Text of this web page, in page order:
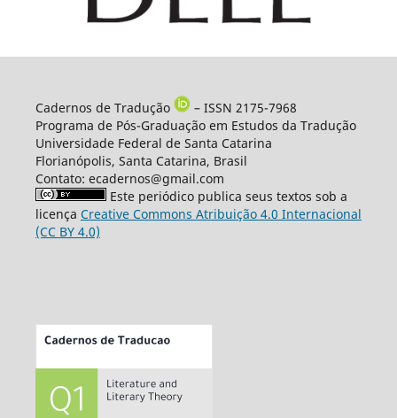
Cadernos de Tradução
– ISSN 2175-7968
Programa de Pós-Graduação em Estudos da Tradução
Universidade Federal de Santa Catarina
Florianópolis, Santa Catarina, Brasil
Contato: ecadernos@gmail.com
Este periódico publica seus textos sob a
licença Creative Commons Atribuição 4.0 Internacional
(CC BY 4.0)